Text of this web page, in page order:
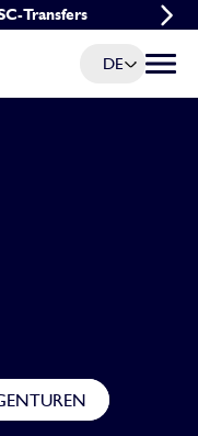
Transfers
Transfers
DE Menü